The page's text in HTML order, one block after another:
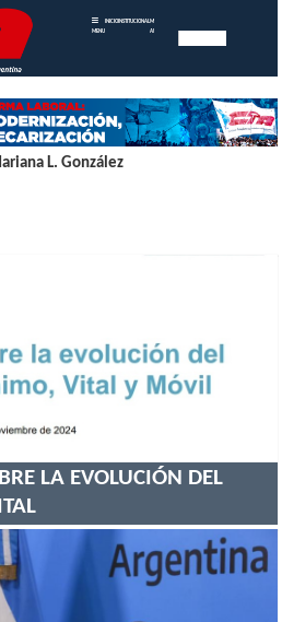
MENU
INICIOINSTITUCIONAL MEMORIAS
ANUALES
L. González
LA EVOLUCIÓN DEL